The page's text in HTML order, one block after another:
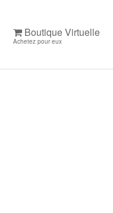
Boutique Virtuelle
Achetez pour eux